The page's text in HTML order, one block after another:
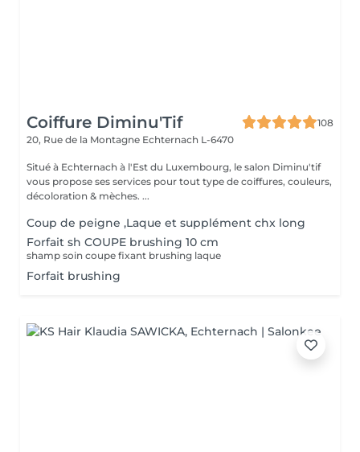
Coiffure Diminu'Tif
108
20, Rue de la Montagne Echternach L-6470
Situé à Echternach à l'Est du Luxembourg, le salon Diminu'tif
vous propose ses services pour tout type de coiffures, couleurs,
décoloration & mèches. ...
Coup de peigne ,Laque et supplément chx long
Forfait sh COUPE brushing 10 cm
shamp soin coupe fixant brushing laque
Forfait brushing